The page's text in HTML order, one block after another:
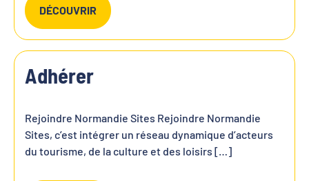
DÉCOUVRIR
Adhérer
Rejoindre Normandie Sites Rejoindre Normandie
Sites, c’est intégrer un réseau dynamique d’acteurs
du tourisme, de la culture et des loisirs […]